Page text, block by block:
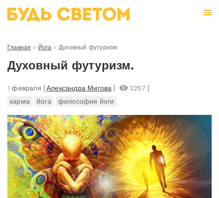
Главная » Йога » Духовный футуризм.
Духовный футуризм.
1 февраля Александра Мигова
3257
карма
йога философия йоги